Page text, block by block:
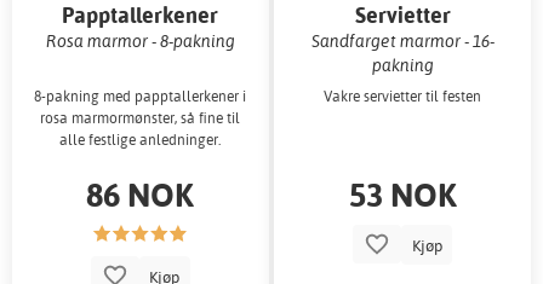
Papptallerkener
Rosa marmor - 8-pakning
8-pakning med papptallerkener i
rosa marmormønster, så fine til
alle festlige anledninger.
86 NOK
Kjøp
Servietter
Sandfarget marmor - 16-
pakning
Vakre servietter til festen
53 NOK
Kjøp